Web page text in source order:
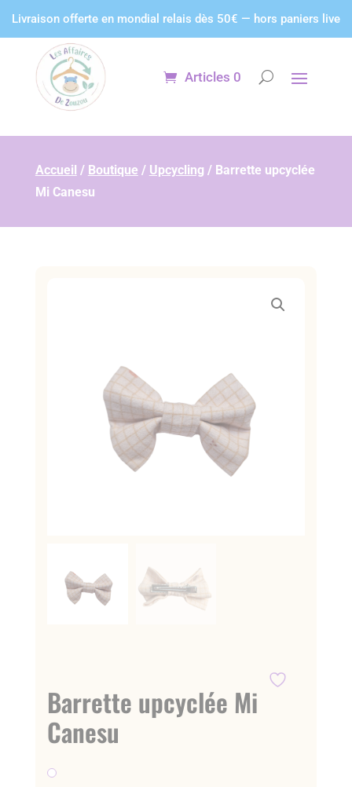
Livraison offerte en mondial relais dès 50€ — hors paniers live
Articles 0
Accueil / Boutique / Upcycling / Barrette upcyclée
Mi Canesu
Barrette upcyclée Mi
Canesu
Panneau de gestion des cookies